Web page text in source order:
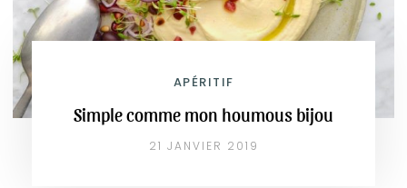
APÉRITIF
Simple comme mon houmous bijou
21 JANVIER 2019